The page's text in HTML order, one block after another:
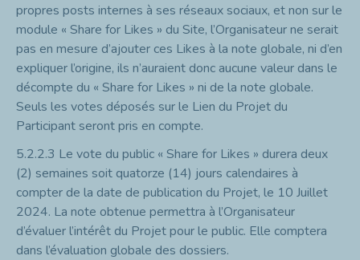
propres posts internes à ses réseaux sociaux, et non sur le
module « Share for Likes » du Site, l’Organisateur ne serait
pas en mesure d’ajouter ces Likes à la note globale, ni d’en
expliquer l’origine, ils n’auraient donc aucune valeur dans le
décompte du « Share for Likes » ni de la note globale.
Seuls les votes déposés sur le Lien du Projet du
Participant seront pris en compte.
5.2.2.3 Le vote du public « Share for Likes » durera deux
(2) semaines soit quatorze (14) jours calendaires à
compter de la date de publication du Projet, le 10 Juillet
2024. La note obtenue permettra à l’Organisateur
d’évaluer l’intérêt du Projet pour le public. Elle comptera
dans l’évaluation globale des dossiers.